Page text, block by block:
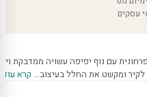
עם נוף יפיפה עשויה ממדבקת
לקיר ומקשט את החלל בעיצוב… קרא עוד